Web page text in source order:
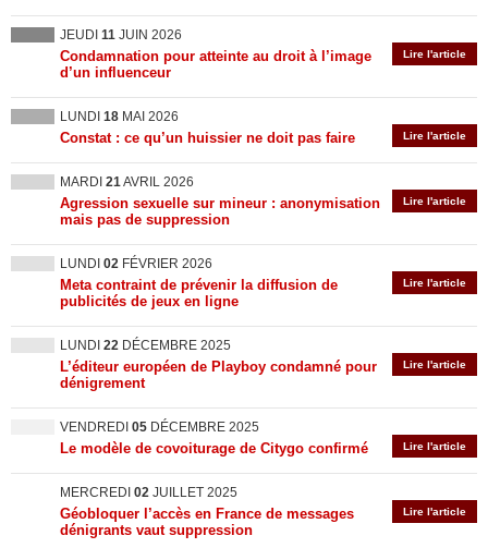
JEUDI 11 JUIN 2026
Lire l'article
Condamnation pour atteinte au droit à l’image
d’un influenceur
LUNDI 18 MAI 2026
Lire l'article
Constat : ce qu’un huissier ne doit pas faire
MARDI 21AVRIL 2026
Lire l'article
Agression sexuelle sur mineur : anonymisation
mais pas de suppression
LUNDI 02 FÉVRIER 2026
Lire l'article
Meta contraint de prévenir la diffusion de
publicités de jeux en ligne
LUNDI 22 DÉCEMBRE 2025
Lire l'article
L’éditeur européen de Playboy condamné pour
dénigrement
VENDREDI 05 DÉCEMBRE 2025
Lire l'article
Le modèle de covoiturage de Citygo confirmé
MERCREDI 02 JUILLET 2025
Lire l'article
Géobloquer l’accès en France de messages
dénigrants vaut suppression